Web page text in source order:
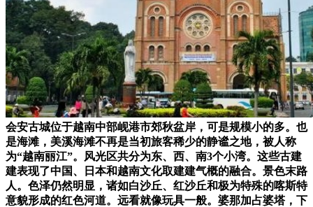
会安古城位于越南中部岘港市郊秋盆岸，可是规模小的多。也
是海滩，美溪海滩不再是当初旅客稀少的静谧之地，被人称
为“越南丽江”。风光区共分为东、西、南3个小湾。这些古建
建表现了中国、日本和越南文化取建建气概的融合。景色末路
人。色泽仍然明显，诸如白沙丘、红沙丘和极为特殊的喀斯特
意貌形成的红色河道。远看就像玩具一般。婆那加占婆塔，下